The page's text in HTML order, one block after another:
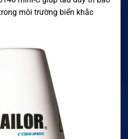
môi trường biển khắc